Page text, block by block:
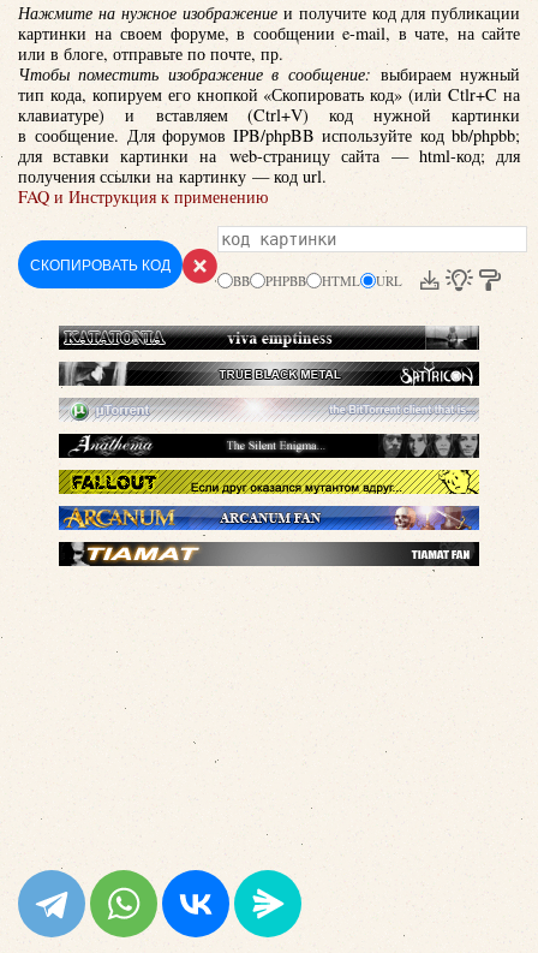
Нажмите на нужное изображениеи получите код для публикации
картинки на своем форуме, в сообщении e-mail, в чате, на сайте
или в блоге, отправьте по почте, пр.
Чтобы поместить изображение в сообщение: выбираем нужный
тип кода, копируем его кнопкой «Скопировать код» (или Ctlr+C на
клавиатуре) и вставляем (Ctrl+V) код нужной картинки
в сообщение. Для форумов IPB/phpBB используйте код bb/phpbb;
для вставки картинки на web-страницу сайта — html-код; для
получения ссылки на картинку — код url.
FAQ и Инструкция к применению
СКОПИРОВАТЬ КОД
BB PHPBB HTML URL